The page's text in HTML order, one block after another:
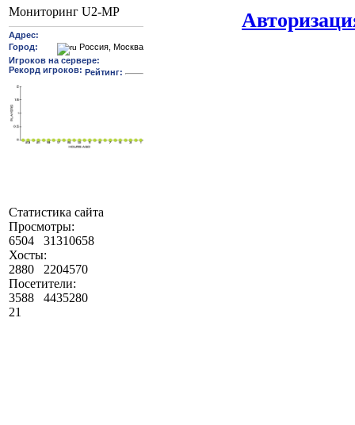
Мониторинг U2-MP
Статистика сайта
Просмотры:
6504
31310658
Хосты:
2880
2204570
Посетители:
3588
4435280
21